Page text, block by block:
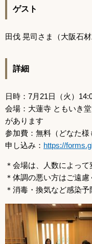
ゲスト
田伐 晃司さま（大阪石材
詳細
日時：7月21日（火）
会場：大蓮寺 ともいき
があります
参加費：無料（どなた様
申し込み： https://
＊会場は、人数によって
＊体調の悪い方はご遠慮
＊消毒・換気など感染予